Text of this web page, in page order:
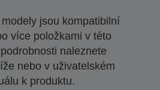
jsou kompatibilní
více položkami v této
naleznete
nebo v uživatelském
k produktu.